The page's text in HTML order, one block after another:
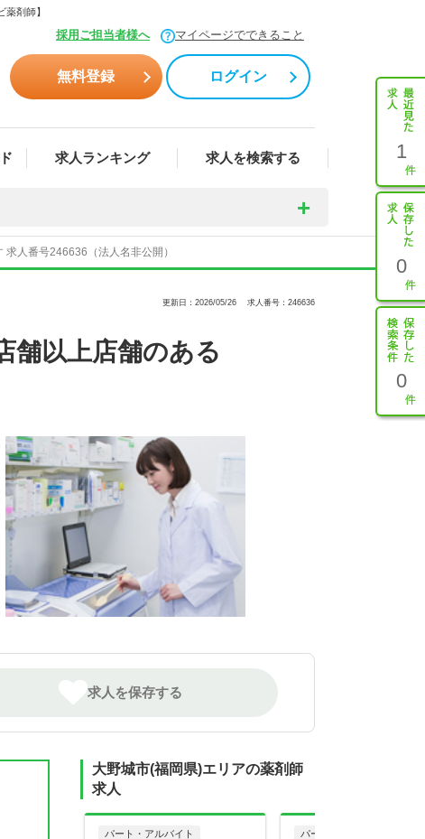
剤師】
採用ご担当者様へ マイページでできること
無料登録 ログイン
求人ランキング 求人を検索する 1
0
0
人番号246636（法人名非公開）
更新日：2026/05/26 求人番号：246636
舗以上店舗のある
求人を保存する
大野城市(福岡県)エリアの薬剤師
求人
パート・アルバイト パート・アルバイト